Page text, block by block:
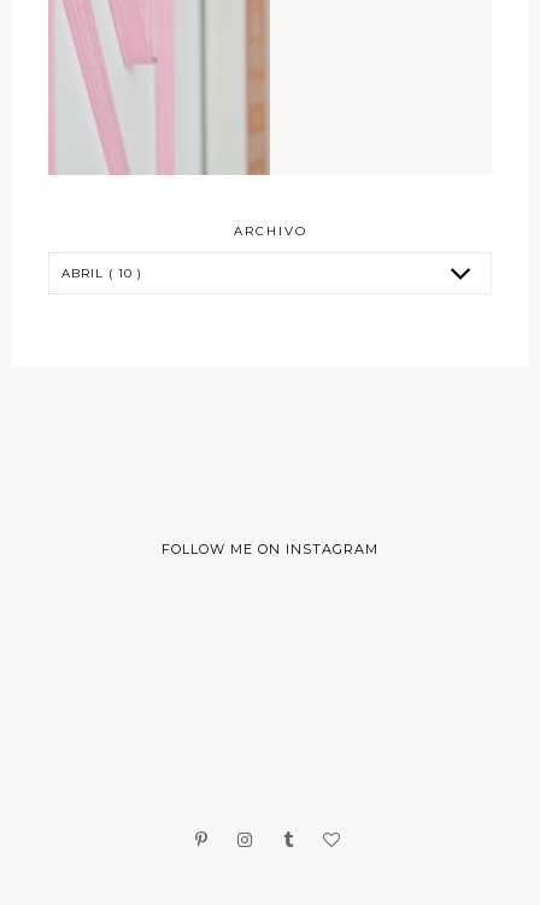
ARCHIVO
FOLLOW ME ON INSTAGRAM